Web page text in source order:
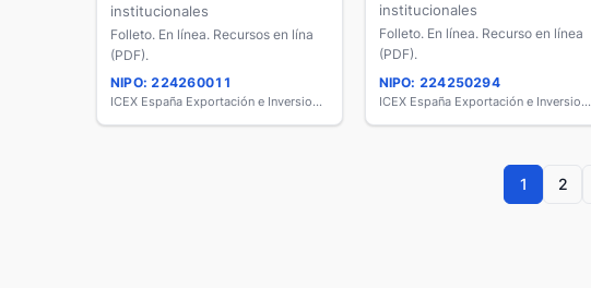
institucionales
Folleto. En línea. Recursos en lína
(PDF).
NIPO: 224260011
ICEX España Exportación e Inversiones
institucionales
Folleto. En línea. Recurso en línea
(PDF).
NIPO: 224250294
ICEX España Exportación e Inversiones
1 2